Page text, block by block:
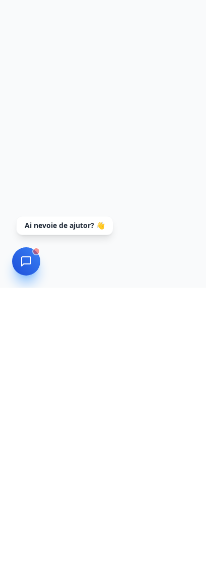
Ai nevoie de ajutor? 👋